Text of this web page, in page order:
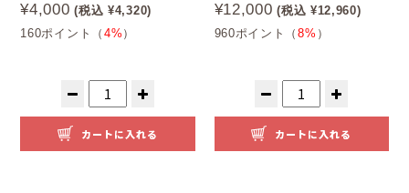
¥4,000 (税込 ¥4,320)
160ポイント（ 4% ）
カートに入れる
¥12,000 (税込 ¥12,960)
960ポイント（8% ）
カートに入れる